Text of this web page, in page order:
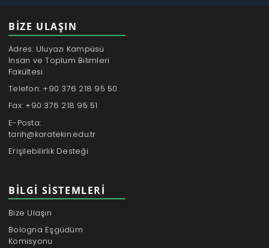
BİZE ULAŞIN
Adres: Uluyazı Kampüsü
İnsan ve Toplum Bilimleri
Fakültesi
Telefon: +90 376 218 95 50
Fax: +90 376 218 95 51
E-Posta:
tarih@karatekin.edu.tr
Erişilebilirlik Desteği
BILGI SISTEMLERI
Bize Ulaşın
Bologna Eşgüdüm
Komisyonu